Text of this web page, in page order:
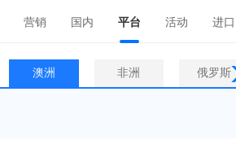
营销 国内 平台 活动 进口
澳洲 非洲 俄罗斯